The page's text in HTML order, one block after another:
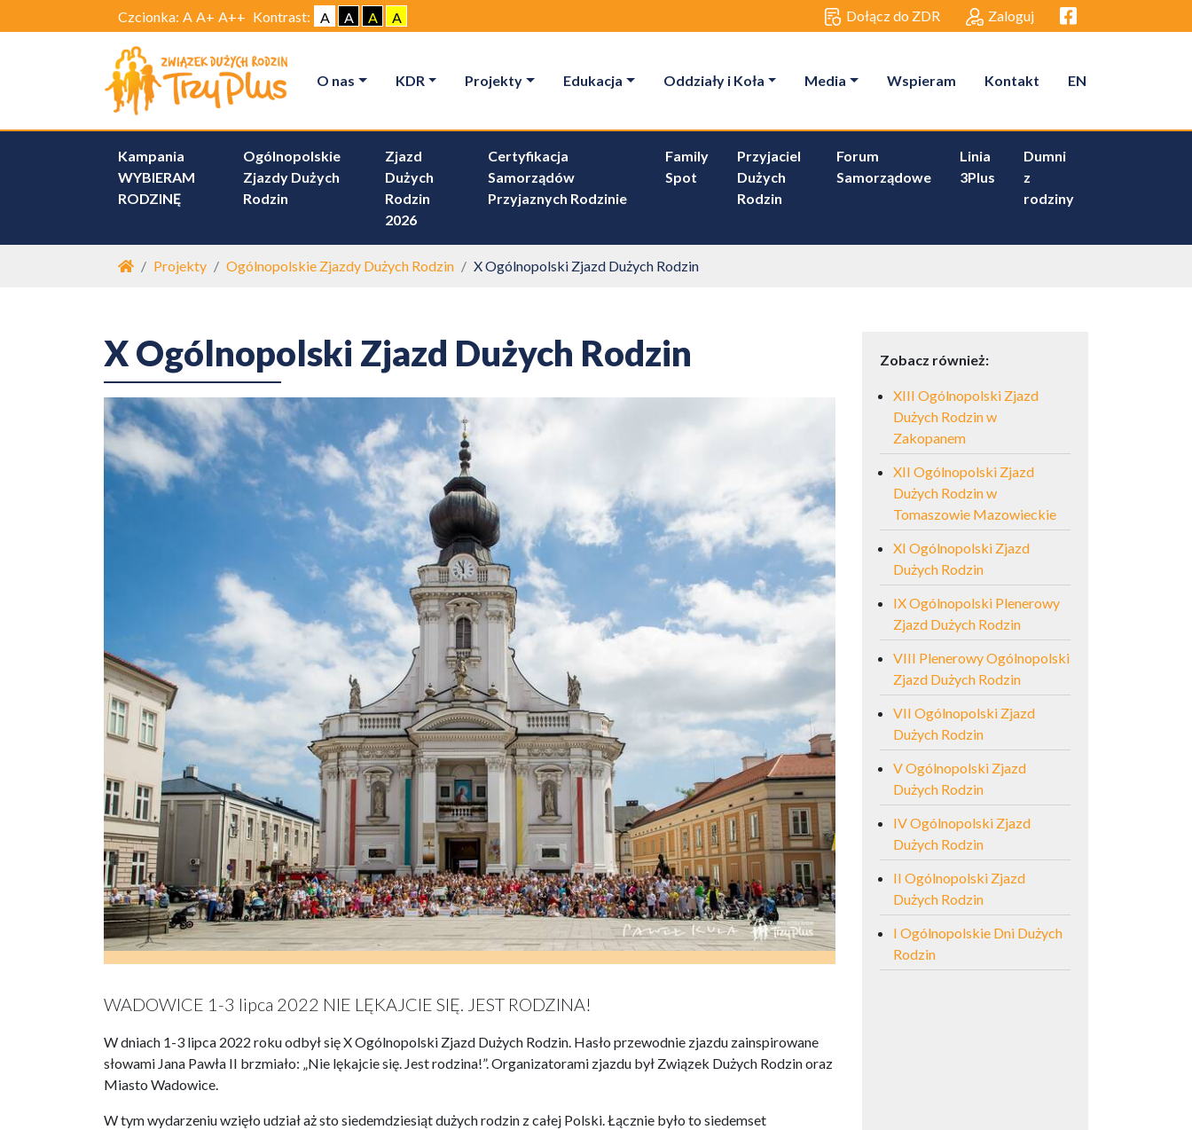
Czcionka: A A+ A++ Kontrast: A A A A Dołącz do ZDR Zaloguj Facebook link
O nas KDR Projekty Edukacja Oddziały i Koła Media Wspieram Kontakt EN
Kampania
WYBIERAM
RODZINĘ
Ogólnopolskie
Zjazdy Dużych
Rodzin
Zjazd
Dużych
Rodzin
2026
Certyfikacja
Samorządów
Przyjaznych Rodzinie
Family
Spot
Przyjaciel
Dużych
Rodzin
Forum
Samorządowe
Linia
3Plus
Dumni
z
rodziny
Strona główna
Projekty Ogólnopolskie Zjazdy Dużych Rodzin X Ogólnopolski Zjazd Dużych Rodzin
X Ogólnopolski Zjazd Dużych Rodzin
WADOWICE 1-3 lipca 2022 NIE LĘKAJCIE SIĘ. JEST RODZINA!
W dniach 1-3 lipca 2022 roku odbył się X Ogólnopolski Zjazd Dużych Rodzin. Hasło przewodnie zjazdu zainspirowane
słowami Jana Pawła II brzmiało: „Nie lękajcie się. Jest rodzina!”. Organizatorami zjazdu był Związek Dużych Rodzin oraz
Miasto Wadowice.
W tym wydarzeniu wzięło udział aż sto siedemdziesiąt dużych rodzin z całej Polski. Łącznie było to siedemset
Zobacz również:
XIII Ogólnopolski Zjazd
Dużych Rodzin w
Zakopanem
XII Ogólnopolski Zjazd
Dużych Rodzin w
Tomaszowie Mazowieckie
XI Ogólnopolski Zjazd
Dużych Rodzin
IX Ogólnopolski Plenerowy
Zjazd Dużych Rodzin
VIII Plenerowy Ogólnopolski
Zjazd Dużych Rodzin
VII Ogólnopolski Zjazd
Dużych Rodzin
V Ogólnopolski Zjazd
Dużych Rodzin
IV Ogólnopolski Zjazd
Dużych Rodzin
II Ogólnopolski Zjazd
Dużych Rodzin
I Ogólnopolskie Dni Dużych
Rodzin